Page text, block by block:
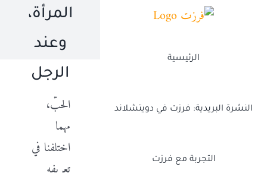
الرئيسية
النشرة البريدية: فرزت في دويتشلاند
التجربة مع فرزت
المرأة،
وعند
الرجل
الحبّ،
مهما
اختلفنا في